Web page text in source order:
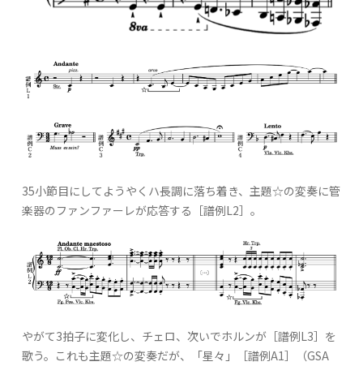
35小節目にしてようやくハ長調に落ち着き、主題☆の変奏に管
楽器のファンファーレが応答する［譜例L2］。
やがて3拍子に変化し、チェロ、次いでホルンが［譜例L3］を
歌う。これも主題☆の変奏だが、「星々」［譜例A1］（GSA